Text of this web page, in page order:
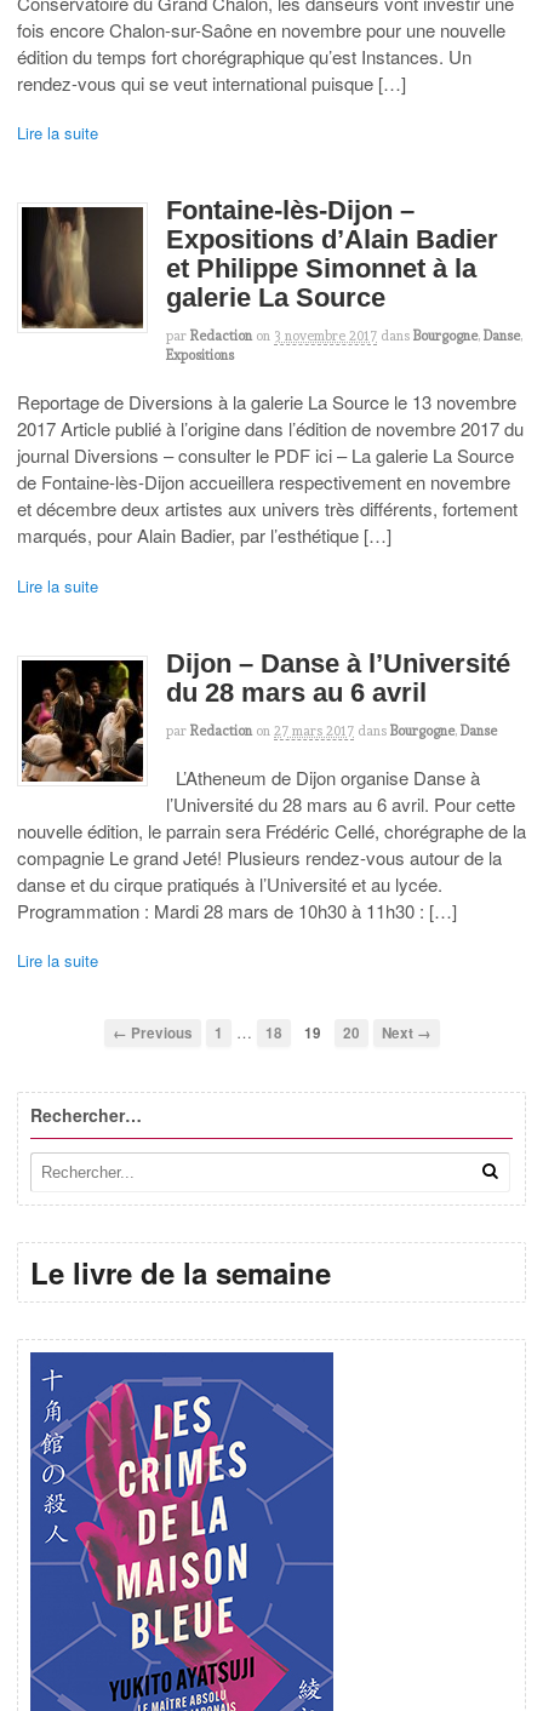
fois encore Chalon-sur-Saône en novembre pour une nouvelle
édition du temps fort chorégraphique qu’est Instances. Un
rendez-vous qui se veut international puisque […]
Lire la suite
Fontaine-lès-Dijon –
Expositions d’Alain Badier
et Philippe Simonnet à la
galerie La Source
par Redaction on 3 novembre 2017 dans Bourgogne, Danse,
Expositions
Reportage de Diversions à la galerie La Source le 13 novembre
2017 Article publié à l’origine dans l’édition de novembre 2017 du
journal Diversions – consulter le PDF ici – La galerie La Source
de Fontaine-lès-Dijon accueillera respectivement en novembre
et décembre deux artistes aux univers très différents, fortement
marqués, pour Alain Badier, par l’esthétique […]
Lire la suite
Dijon – Danse à l’Université
du 28 mars au 6 avril
par Redaction on 27 mars 2017 dans Bourgogne, Danse
L’Atheneum de Dijon organise Danse à
l’Université du 28 mars au 6 avril. Pour cette
nouvelle édition, le parrain sera Frédéric Cellé, chorégraphe de la
compagnie Le grand Jeté! Plusieurs rendez-vous autour de la
danse et du cirque pratiqués à l’Université et au lycée.
Programmation : Mardi 28 mars de 10h30 à 11h30 : […]
Lire la suite
← Previous 1 … 18 19 20 Next →
Rechercher…
Le livre de la semaine